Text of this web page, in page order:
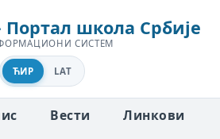
школа Србије
СИСТЕМ
ЋИР LAT
Вести
Линкови